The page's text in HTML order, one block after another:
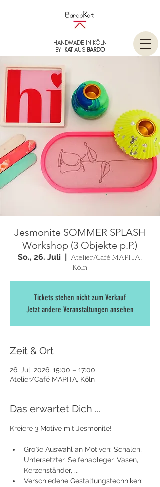
HANDMADE IN KÖLN
BY KATAUS BARDO
Jesmonite SOMMER SPLASH
Workshop (3 Objekte p.P.)
So., 26. Juli
  |
Atelier/Café MAPITA,
Köln
Tickets stehen nicht zum Verkauf
Jetzt andere Veranstaltungen ansehen
Zeit & Ort
26. Juli 2026, 15:00 – 17:00
Atelier/Café MAPITA, Köln
Das erwartet Dich ...
Kreiere 3 Motive mit Jesmonite!
Große Auswahl an Motiven: Schalen,
Untersetzter, Seifenableger, Vasen,
Kerzenständer, ...
Verschiedene Gestaltungstechniken: